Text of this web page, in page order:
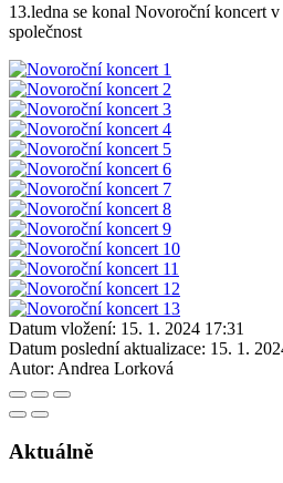
13.ledna se konal Novoroční koncert
společnost
Datum vložení: 15. 1. 2024 17:31
Datum poslední aktualizace: 15. 1.
Autor: Andrea Lorková
Aktuálně